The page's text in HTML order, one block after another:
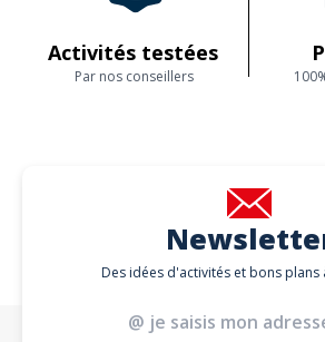
Activités testées
Par nos conseillers
Des idées d'activités et bons plans